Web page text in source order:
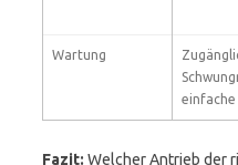
Wartung
einfache
Fazit: Welcher Antrieb der